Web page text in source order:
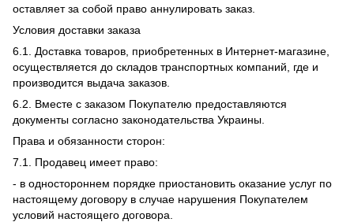
оставляет за собой право аннулировать заказ.
Условия доставки заказа
6.1. Доставка товаров, приобретенных в Интернет-магазине,
осуществляется до складов транспортных компаний, где и
производится выдача заказов.
6.2. Вместе с заказом Покупателю предоставляются
документы согласно законодательства Украины.
Права и обязанности сторон:
7.1. Продавец имеет право:
- в одностороннем порядке приостановить оказание услуг по
настоящему договору в случае нарушения Покупателем
условий настоящего договора.